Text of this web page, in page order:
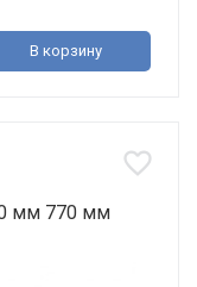
В корзину
мм 770 мм